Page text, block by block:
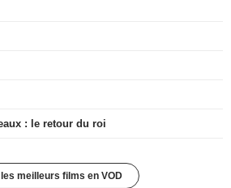
: le retour du roi
les meilleurs films en VOD